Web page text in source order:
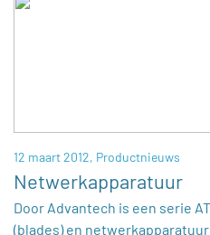
12 maart 2012, Productnieuws
Netwerkapparatuur
Door Advantech is een serie
(blades) en